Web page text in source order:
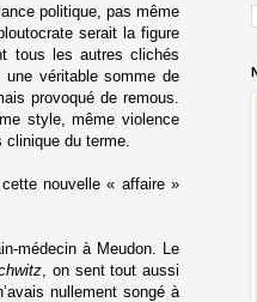
politique, pas même
serait la figure
tous les autres clichés
véritable somme de
provoqué de remous.
style, même violence
du terme.
nouvelle « affaire »
médecin à Meudon. Le
, on sent tout aussi
nullement songé à